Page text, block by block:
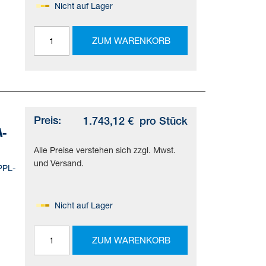
Nicht auf Lager
ZUM WARENKORB
Preis: 1.743,12 € pro Stück
Alle Preise verstehen sich zzgl. Mwst.
und Versand.
Nicht auf Lager
ZUM WARENKORB